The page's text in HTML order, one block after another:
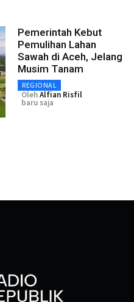
Pemerintah Kebut
Pemulihan Lahan
Sawah di Aceh, Jelang
Musim Tanam
REGIONAL
OlehAlfian Risfil
baru saja